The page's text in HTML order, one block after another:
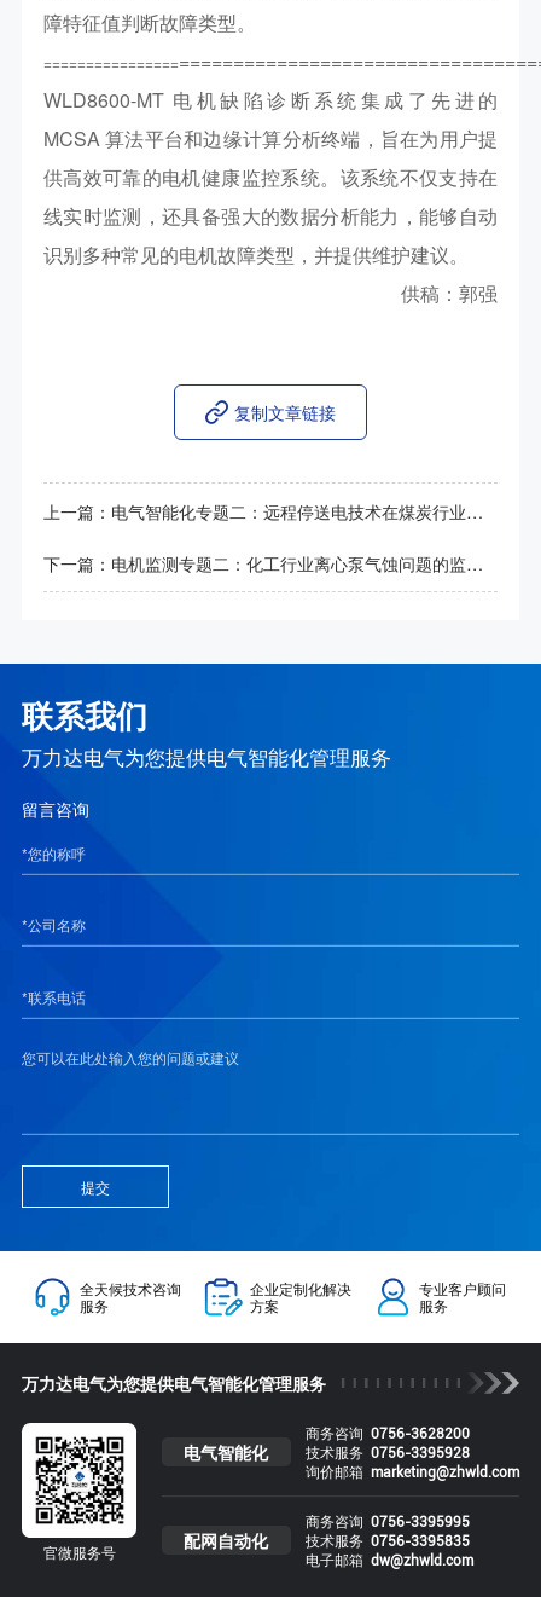
障特征值判断故障类型。
================
WLD8600-MT 电机缺陷诊断系统集成了先进的
MCSA 算法平台和边缘计算分析终端，旨在为用户提
供高效可靠的电机健康监控系统。该系统不仅支持在
线实时监测，还具备强大的数据分析能力，能够自动
识别多种常见的电机故障类型，并提供维护建议。
供稿：郭强
复制文章链接
上一篇： 电气智能化专题二：远程停送电技术在煤炭行业的应用
下一篇： 电机监测专题二：化工行业离心泵气蚀问题的监测与管理
联系我们
万力达电气为您提供电气智能化管理服务
留言咨询
提交
全天候技术咨询
服务
企业定制化解决
方案
专业客户顾问
服务
万力达电气为您提供电气智能化管理服务
官微服务号
电气智能化
商务咨询 0756-3628200
技术服务 0756-3395928
询价邮箱 marketing@zhwld.com
配网自动化
商务咨询 0756-3395995
技术服务 0756-3395835
电子邮箱 dw@zhwld.com